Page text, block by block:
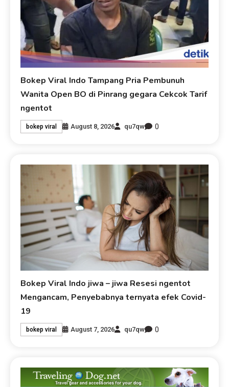
Bokep Viral Indo Tampang Pria Pembunuh
Wanita Open BO di Pinrang gegara Cekcok Tarif
ngentot
bokep viral August 8, 2026 qu7qw 0
Bokep Viral Indo jiwa – jiwa Resesi ngentot
Mengancam, Penyebabnya ternyata efek Covid-
19
bokep viral August 7, 2026 qu7qw 0